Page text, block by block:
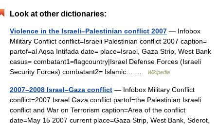
Look at other dictionaries:
Violence in the Israeli–Palestinian conflict 2007 — Infobox
Military Conflict conflict=Israeli Palestinian conflict 2007 caption=
partof=al Aqsa Intifada date= place=Israel, Gaza Strip, West Bank
casus= combatant1=flagcountry|Israel Defense Forces (Israeli
Security Forces) combatant2= Islamic… …
Wikipedia
2007–2008 Israel–Gaza conflict — Infobox Military Conflict
conflict=2007 Israel Gaza conflict partof=the Palestinian Israeli
conflict and War on Terrorism caption=Area of the conflict
date=May 15 2007 current place=Gaza Strip, West Bank, Sderot,